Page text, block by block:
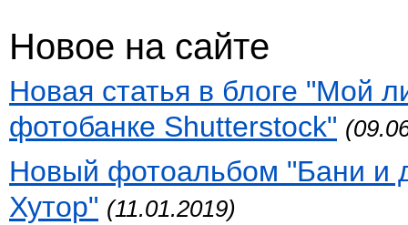
Новое на сайте
Новая статья в блоге "Мой
фотобанке Shutterstock"
Новый фотоальбом "Бани и
Хутор" (11.01.2019)